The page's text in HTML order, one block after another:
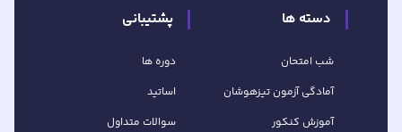
دسته ها
شب امتحان
آمادگی آزمون تیزهوشان
آموزش کنکور
پشتیبانی
دوره ها
اساتید
سوالات متداول